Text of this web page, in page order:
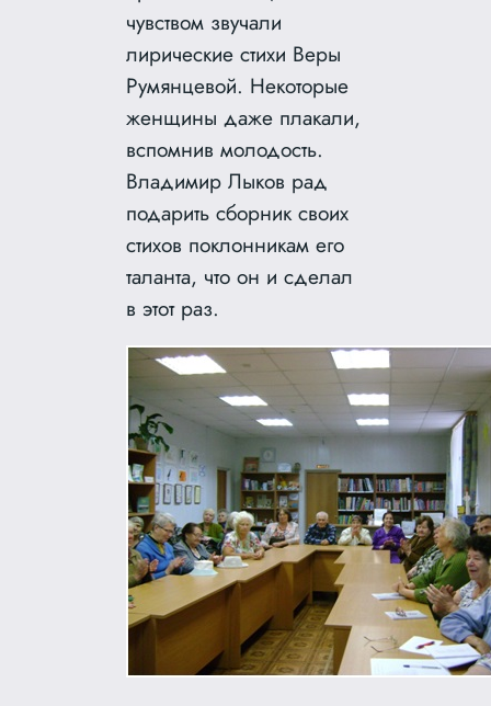
чувством звучали
лирические стихи Веры
Румянцевой. Некоторые
женщины даже плакали,
вспомнив молодость.
Владимир Лыков рад
подарить сборник своих
стихов поклонникам его
таланта, что он и сделал
в этот раз.